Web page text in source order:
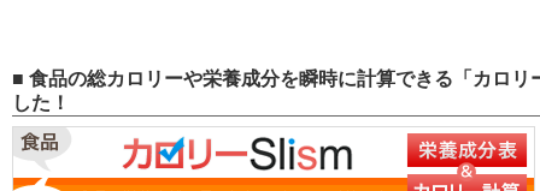
■ 食品の総カロリーや栄養成分を瞬時に計算できる「カロ
した！